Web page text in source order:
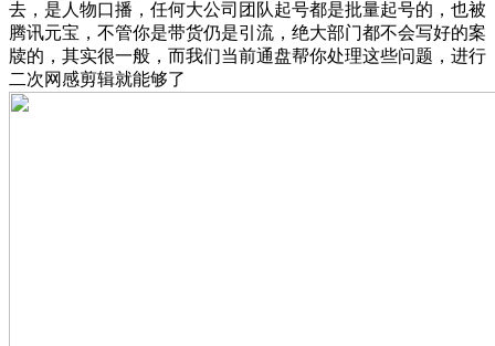
去，是人物口播，任何大公司团队起号都是批量起号的，也被
腾讯元宝，不管你是带货仍是引流，绝大部门都不会写好的案
牍的，其实很一般，而我们当前通盘帮你处理这些问题，进行
二次网感剪辑就能够了